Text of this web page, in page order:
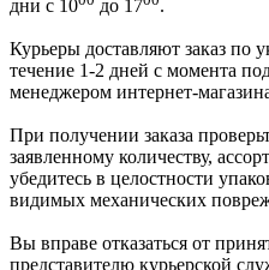
дни с 10
до 17 .
Курьеры доставляют заказ по
течение 1-2 дней с момента
менеджером интернет-
При получении заказа
заявленному количеству,
убедитесь в целостности
видимых механических
Вы вправе отказаться от
представителю курьерской